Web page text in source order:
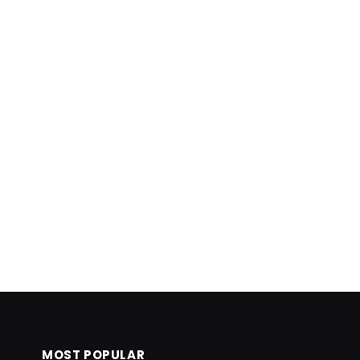
MOST POPULAR